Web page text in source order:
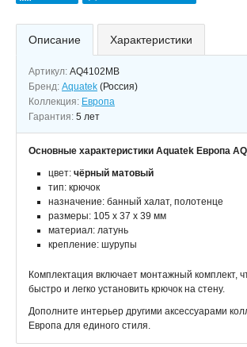
Описание Характеристики
Артикул: AQ4102MB
Бренд: Aquatek (Россия)
Коллекция: Европа
Гарантия: 5 лет
Основные характеристики Aquatek Европа
цвет: чёрный матовый
тип: крючок
назначение: банный халат, полотенце
размеры: 105 х 37 х 39 мм
материал: латунь
крепление: шурупы
Комплектация включает монтажный комплект,
быстро и легко установить крючок на стену.
Дополните интерьер другими аксессуарами
Европа для единого стиля.